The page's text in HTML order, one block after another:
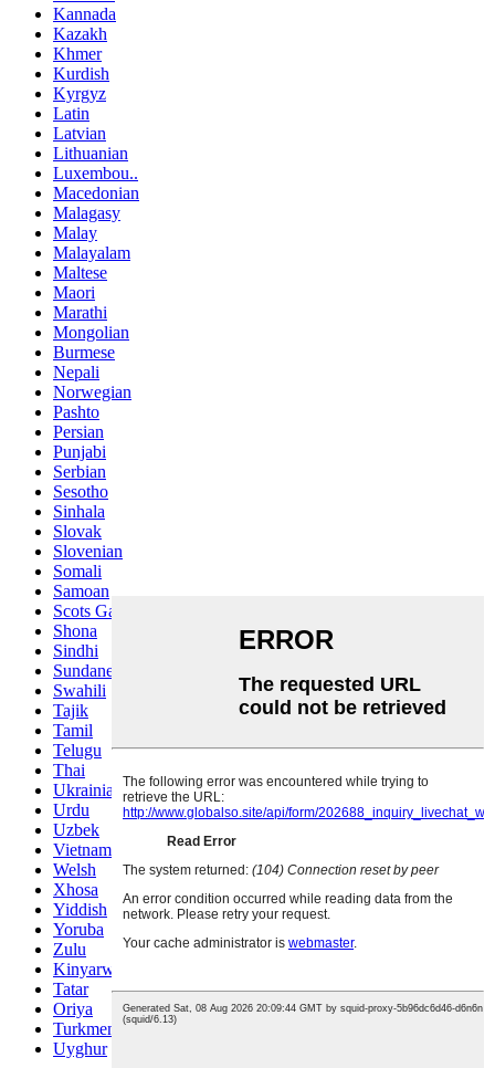
Kannada
Kazakh
Khmer
Kurdish
Kyrgyz
Latin
Latvian
Lithuanian
Luxembou..
Macedonian
Malagasy
Malay
Malayalam
Maltese
Maori
Marathi
Mongolian
Burmese
Nepali
Norwegian
Pashto
Persian
Punjabi
Serbian
Sesotho
Sinhala
Slovak
Slovenian
Somali
Samoan
Scots Gaelic
Shona
Sindhi
Sundanese
Swahili
Tajik
Tamil
Telugu
Thai
Ukrainian
Urdu
Uzbek
Vietnamese
Welsh
Xhosa
Yiddish
Yoruba
Zulu
Kinyarwanda
Tatar
Oriya
Turkmen
Uyghur